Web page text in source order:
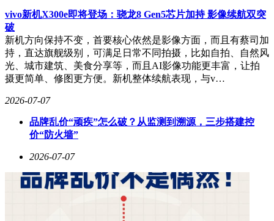
vivo新机X300e即将登场：骁龙8 Gen5芯片加持 影像续航双突
破
新机方向保持不变，首要核心依然是影像方面，而且有蔡司加
持，直达旗舰级别，可满足日常不同拍摄，比如自拍、自然风
光、城市建筑、美食分享等，而且AI影像功能更丰富，让拍
摄更简单、修图更方便。新机整体续航表现，与v…
2026-07-07
品牌乱价“顽疾”怎么破？从监测到溯源，三步搭建控
价“防火墙”
2026-07-07